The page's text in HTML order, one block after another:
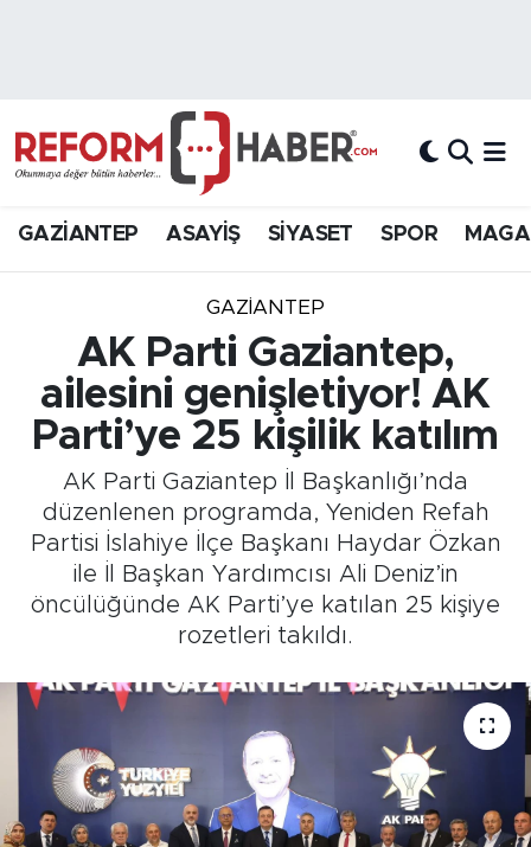
GAZİANTEP ASAYİŞ SİYASET SPOR
GAZIANTEP
AK Parti Gaziantep,
ailesini genişletiyor! AK
Parti’ye 25 kişilik katılım
AK Parti Gaziantep İl Başkanlığı’nda
düzenlenen programda, Yeniden Refah
Partisi İslahiye İlçe Başkanı Haydar Özkan
ile İl Başkan Yardımcısı Ali Deniz’in
öncülüğünde AK Parti’ye katılan 25 kişiye
rozetleri takıldı.
Hava Durumu
Süper Lig Puan Durumu ve Fikstür
Son Dakika Haberleri
Haber Arşivi